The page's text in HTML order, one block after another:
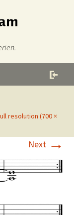
resolution (700 ×
Next →